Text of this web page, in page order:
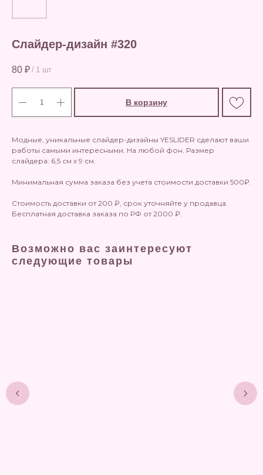
Слайдер-дизайн #320
80 ₽ / 1 шт
В корзину
Модные, уникальные слайдер-дизайны YESLIDER сделают ваши
работы самыми интересными. На любой фон. Размер
слайдера: 6,5 см х 9 см.
Минимальная сумма заказа без учета стоимости доставки 500₽.
Стоимость доставки от 200 ₽, срок уточняйте у продавца.
Бесплатная доставка заказа по РФ от 2000 ₽.
Возможно вас заинтересуют
следующие товары